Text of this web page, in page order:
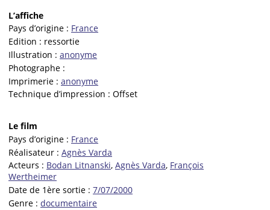
L’affiche
Pays d’origine : France
Edition : ressortie
Illustration : anonyme
Photographe :
Imprimerie : anonyme
Technique d’impression : Offset
Le film
Pays d’origine : France
Réalisateur : Agnès Varda
Acteurs : Bodan Litnanski, Agnès Varda, François
Wertheimer
Date de 1ère sortie : 7/07/2000
Genre : documentaire